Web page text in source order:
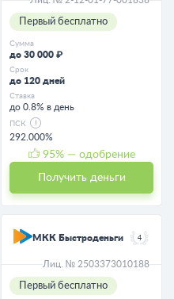
Первый бесплатно
Сумма
до 30 000 ₽
Срок
до 120 дней
Ставка
до 0.8% в день
ПСК
292.000%
95% — одобрение
Получить деньги
МКК Быстроденьги 4
Лиц. № 2503373010188
Первый бесплатно